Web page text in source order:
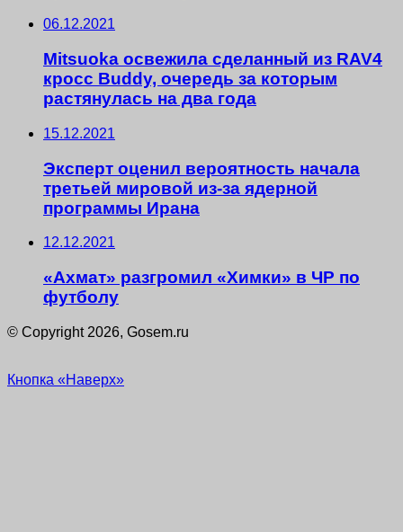
06.12.2021
Mitsuoka освежила сделанный из RAV4
кросс Buddy, очередь за которым
растянулась на два года
15.12.2021
Эксперт оценил вероятность начала
третьей мировой из-за ядерной
программы Ирана
12.12.2021
«Ахмат» разгромил «Химки» в ЧР по
футболу
© Copyright 2026, Gosem.ru
Кнопка «Наверх»